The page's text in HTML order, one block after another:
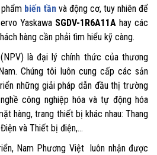
biến tầnvà động cơ, tuy nhiên để
Yaskawa SGDV-1R6A11A hay các
hàng cần phải tìm hiểu kỹ càng.
là đại lý chính thức của thương
Chúng tôi luôn cung cấp các sản
những giải pháp dẫn đầu thị trường
công nghiệp hóa và tự động hóa
hàng, trang thiết bị khác nhau: Thang
và Thiết bị điện,…
Nam Phương Việt luôn nhận được